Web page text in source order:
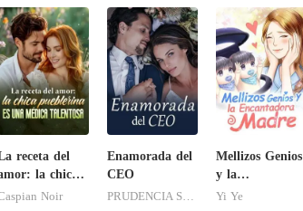
receta del
la chica
es
Noir
Enamorada del
CEO
PRUDENCIA SANDOVAL
Mellizos Genios
y la
Encantadora
Yi Ye